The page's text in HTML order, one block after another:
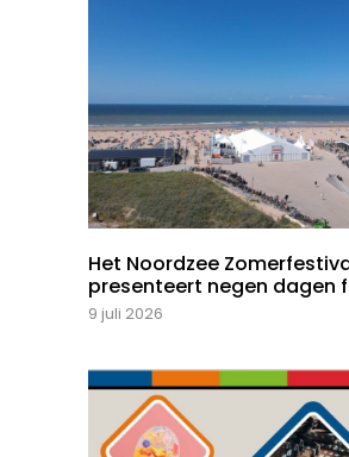
Het Noordzee
presenteert negen dagen
9 juli 2026